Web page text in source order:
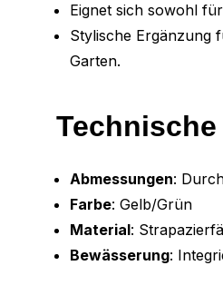
Eignet sich sowohl
Stylische Ergänzung
Garten.
Technische
Abmessungen:
Farbe: Gelb/Grün
Material:
Bewässerung: